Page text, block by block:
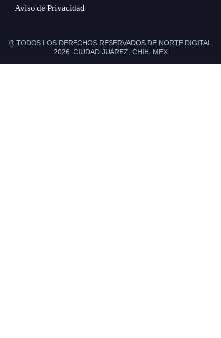
Aviso de Privacidad
® TODOS LOS DERECHOS RESERVADOS DE NORTE DIGITAL
2026 CIUDAD JUÁREZ, CHIH. MEX.